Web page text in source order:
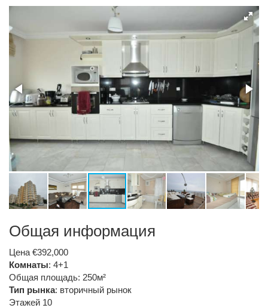
Общая информация
Цена €392,000
Комнаты: 4+1
Общая площадь: 250м²
Тип рынка: вторичный рынок
Этажей 10